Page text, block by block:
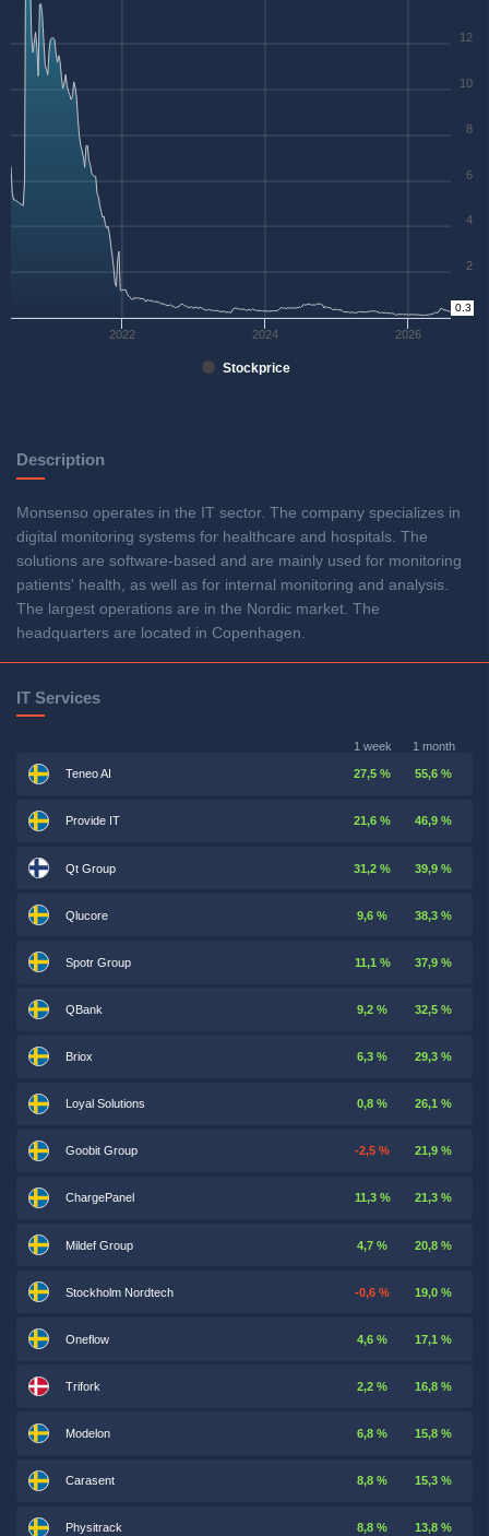
Stockprice
2022 2024 2026
0
2
4
6
8
10
12
0.3
Description
Monsenso operates in the IT sector. The company specializes in
digital monitoring systems for healthcare and hospitals. The
solutions are software-based and are mainly used for monitoring
patients' health, as well as for internal monitoring and analysis.
The largest operations are in the Nordic market. The
headquarters are located in Copenhagen.
IT Services
1 week 1 month
Teneo AI 27,5 % 55,6 %
Provide IT 21,6 % 46,9 %
Qt Group 31,2 % 39,9 %
Qlucore 9,6 % 38,3 %
Spotr Group 11,1 % 37,9 %
QBank 9,2 % 32,5 %
Briox 6,3 % 29,3 %
Loyal Solutions 0,8 % 26,1 %
Goobit Group -2,5 % 21,9 %
ChargePanel 11,3 % 21,3 %
Mildef Group 4,7 % 20,8 %
Stockholm Nordtech -0,6 % 19,0 %
Oneflow 4,6 % 17,1 %
Trifork 2,2 % 16,8 %
Modelon 6,8 % 15,8 %
Carasent 8,8 % 15,3 %
Physitrack 8,8 % 13,8 %